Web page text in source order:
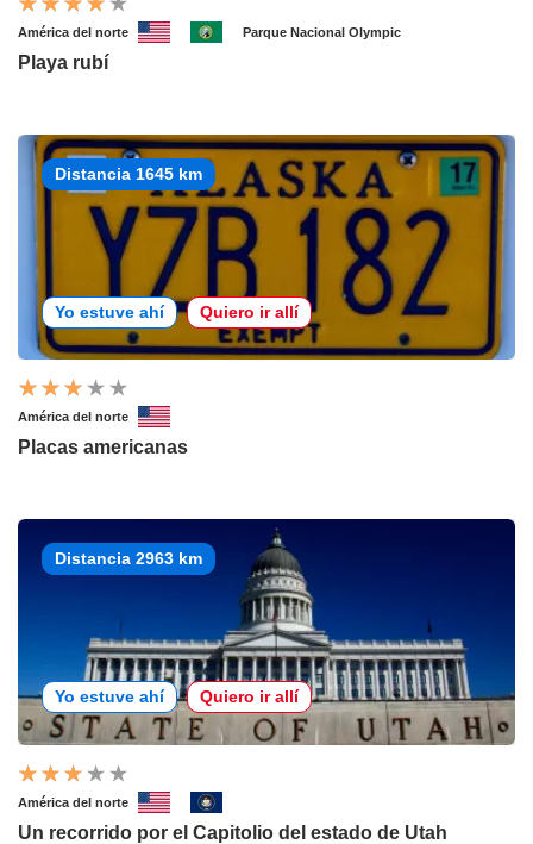
América del norte Parque Nacional Olympic
Playa rubí
Distancia 1645 km
Yo estuve ahí Quiero ir allí
América del norte
Placas americanas
Distancia 2963 km
Yo estuve ahí Quiero ir allí
América del norte
Un recorrido por el Capitolio del estado de Utah